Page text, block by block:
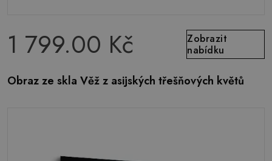
1 799.00 Kč
Zobrazit
nabídku
Obraz ze skla Věž z asijských třešňových květů